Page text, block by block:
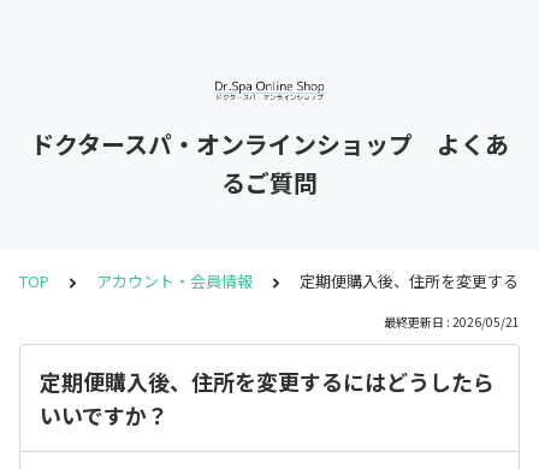
ドクタースパ・オンラインショップ よくあ
るご質問
TOP アカウント・会員情報 定期便購入後、住所を変更する
最終更新日 : 2026/05/21
定期便購入後、住所を変更するにはどうしたら
いいですか？